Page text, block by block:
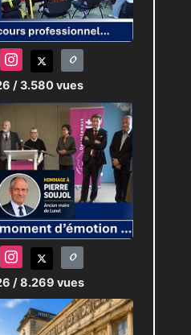
/ 3.580 vues
/ 8.269 vues